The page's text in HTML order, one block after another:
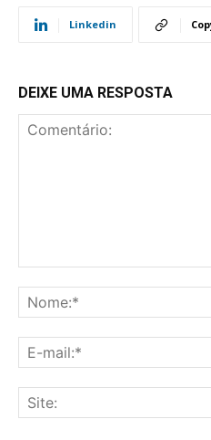
Linkedin
DEIXE UMA RESPOSTA